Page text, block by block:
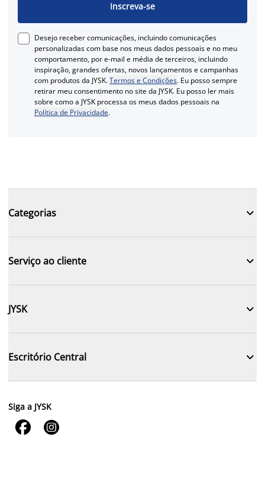
Inscreva-se
Desejo receber comunicações, incluindo comunicações
personalizadas com base nos meus dados pessoais e no meu
comportamento, por e-mail e média de terceiros, incluindo
inspiração, grandes ofertas, novos lançamentos e campanhas
com produtos da JYSK.Termos e Condições. Eu posso sempre
retirar meu consentimento no site da JYSK. Eu posso ler mais
sobre como a JYSK processa os meus dados pessoais na
Política de Privacidade.
Categorias 
Serviço ao cliente 
JYSK 
Escritório Central 
Siga a JYSK
 